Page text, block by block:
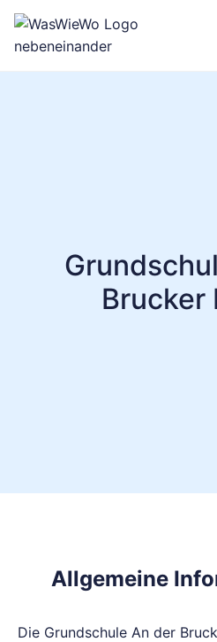
Zum
Inhalt
springen
Brucker
Allgemeine
Die Grundschule An der